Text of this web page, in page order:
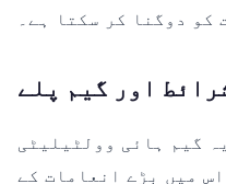
دوگنا کر سکتا ہے۔
اور گیم پلے
یہ گیم ہائی وولٹیلیٹی (High Volatility) کے ساتھ
میں بڑے انعامات کے